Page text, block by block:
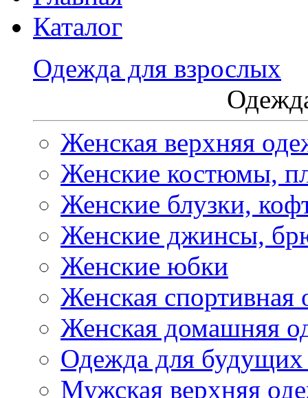
Каталог
Одежда для взрослых
Женская верхняя
Женские костюмы,
Женские блузки,
Женские джинсы,
Женские юбки
Женская спортивная
Женская домашняя
Одежда для
Мужская верхняя